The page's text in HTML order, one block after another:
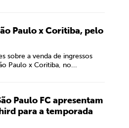
Paulo x Coritiba, pelo
sobre a venda de ingressos
Paulo x Coritiba, no...
Paulo FC apresentam
para a temporada